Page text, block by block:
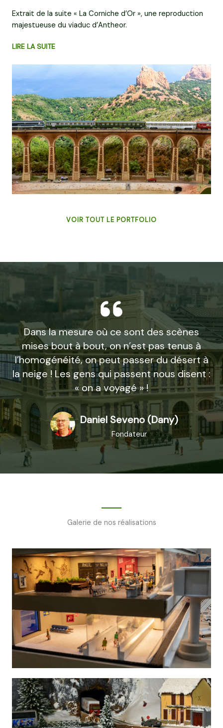
Extrait de la suite « La Corniche d’Or », une reproduction
majestueuse du viaduc d’Antheor.
LIRE LA SUITE
VOIR TOUT LE PORTFOLIO
Dans la mesure où ce sont des scènes
mises bout à bout, on n’est pas tenus à
l’homogénéité, on peut passer du désert à
la neige ! Les gens qui passent nous disent :
« on a voyagé » !
Daniel Seveno (Dany)
Fondateur
Galerie de nos réalisations